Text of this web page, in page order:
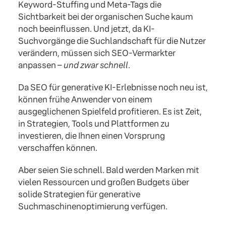
Keyword-Stuffing und Meta-Tags die
Sichtbarkeit bei der organischen Suche kaum
noch beeinflussen. Und jetzt, da KI-
Suchvorgänge die Suchlandschaft für die Nutzer
verändern, müssen sich SEO-Vermarkter
anpassen –und zwar schnell.
Da SEO für generative KI-Erlebnisse noch neu ist,
können frühe Anwender von einem
ausgeglichenen Spielfeld profitieren. Es ist Zeit,
in Strategien, Tools und Plattformen zu
investieren, die Ihnen einen Vorsprung
verschaffen können.
Aber seien Sie schnell. Bald werden Marken mit
vielen Ressourcen und großen Budgets über
solide Strategien für generative
Suchmaschinenoptimierung verfügen.